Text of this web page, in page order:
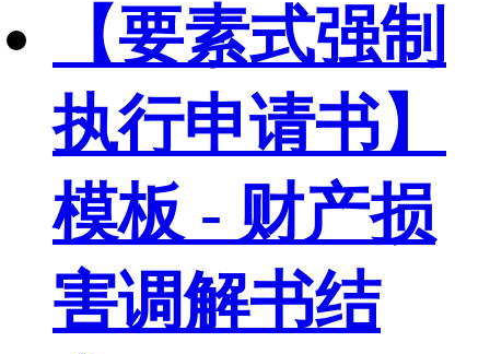
【要素式强制
执行申请书】
模板 - 财产损
害调解书结